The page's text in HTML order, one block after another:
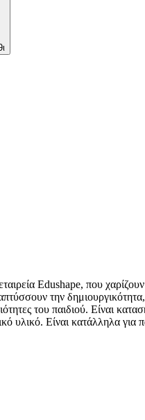
Edushape, που
την
του παιδιού. Είναι
υλικό. Είναι κατάλληλα για